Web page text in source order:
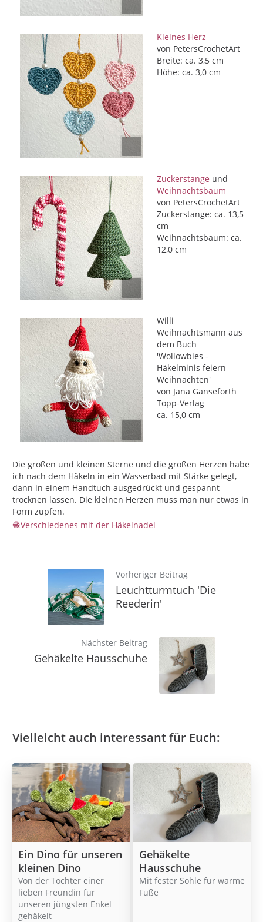
Kleines Herz
von PetersCrochetArt
Breite: ca. 3,5 cm
Höhe: ca. 3,0 cm
Zuckerstange und
Weihnachtsbaum
von PetersCrochetArt
Zuckerstange: ca. 13,5
cm
Weihnachtsbaum: ca.
12,0 cm
Willi
Weihnachtsmann aus
dem Buch
'Wollowbies -
Häkelminis feiern
Weihnachten'
von Jana Ganseforth
Topp-Verlag
ca. 15,0 cm
Die großen und kleinen Sterne und die großen Herzen habe
ich nach dem Häkeln in ein Wasserbad mit Stärke gelegt,
dann in einem Handtuch ausgedrückt und gespannt
trocknen lassen. Die kleinen Herzen muss man nur etwas in
Form zupfen.
Verschiedenes mit der Häkelnadel
Vorheriger Beitrag
Leuchtturmtuch 'Die
Reederin'
Nächster Beitrag
Gehäkelte Hausschuhe
Vielleicht auch interessant für Euch:
Ein Dino für unseren
kleinen Dino
Von der Tochter einer
lieben Freundin für
unseren jüngsten Enkel
gehäkelt
Gehäkelte
Hausschuhe
Mit fester Sohle für warme
Füße